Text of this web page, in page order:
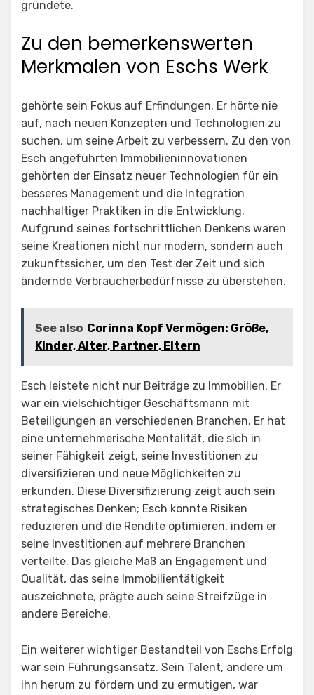
gründete.
Zu den bemerkenswerten
Merkmalen von Eschs Werk
gehörte sein Fokus auf Erfindungen. Er hörte nie
auf, nach neuen Konzepten und Technologien zu
suchen, um seine Arbeit zu verbessern. Zu den von
Esch angeführten Immobilieninnovationen
gehörten der Einsatz neuer Technologien für ein
besseres Management und die Integration
nachhaltiger Praktiken in die Entwicklung.
Aufgrund seines fortschrittlichen Denkens waren
seine Kreationen nicht nur modern, sondern auch
zukunftssicher, um den Test der Zeit und sich
ändernde Verbraucherbedürfnisse zu überstehen.
See also Corinna Kopf Vermögen: Größe,
Kinder, Alter, Partner, Eltern
Esch leistete nicht nur Beiträge zu Immobilien. Er
war ein vielschichtiger Geschäftsmann mit
Beteiligungen an verschiedenen Branchen. Er hat
eine unternehmerische Mentalität, die sich in
seiner Fähigkeit zeigt, seine Investitionen zu
diversifizieren und neue Möglichkeiten zu
erkunden. Diese Diversifizierung zeigt auch sein
strategisches Denken; Esch konnte Risiken
reduzieren und die Rendite optimieren, indem er
seine Investitionen auf mehrere Branchen
verteilte. Das gleiche Maß an Engagement und
Qualität, das seine Immobilientätigkeit
auszeichnete, prägte auch seine Streifzüge in
andere Bereiche.
Ein weiterer wichtiger Bestandteil von Eschs Erfolg
war sein Führungsansatz. Sein Talent, andere um
ihn herum zu fördern und zu ermutigen, war